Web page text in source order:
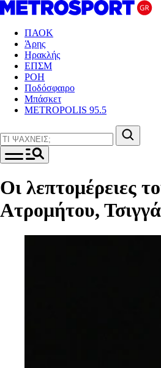
ΠΑΟΚ
Άρης
Ηρακλής
ΕΠΣΜ
ΡΟΗ
Ποδόσφαιρο
Μπάσκετ
METROPOLIS 95.5
Οι λεπτομέρειες
Ατρομήτου,